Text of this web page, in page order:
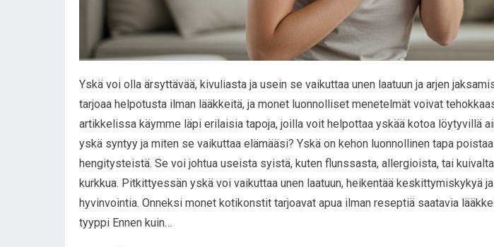
Yskä voi olla ärsyttävää, kivuliasta ja usein se vaikuttaa unen laatuun ja arjen
tarjoaa helpotusta ilman lääkkeitä, ja monet luonnolliset menetelmät voivat
artikkelissa käymme läpi erilaisia tapoja, joilla voit helpottaa yskää kotoa löytyvillä
yskä syntyy ja miten se vaikuttaa elämääsi? Yskä on kehon luonnollinen tapa
hengitysteistä. Se voi johtua useista syistä, kuten flunssasta, allergioista, tai
kurkkua. Pitkittyessän yskä voi vaikuttaa unen laatuun, heikentää keskittymiskykyä
hyvinvointia. Onneksi monet kotikonstit tarjoavat apua ilman reseptiä saatavia
tyyppi Ennen kuin…